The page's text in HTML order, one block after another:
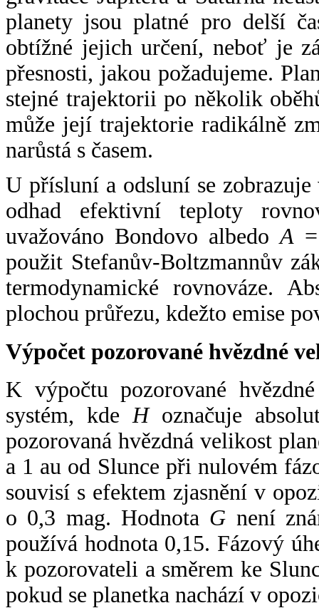
planety jsou platné pro delší
obtížné jejich určení, neboť je
přesnosti, jakou požadujeme.
stejné trajektorii po několik
může její trajektorie radikálně
narůstá s časem.
U přísluní a odsluní se
odhad efektivní teploty
uvažováno Bondovo albedoA
použit Stefanův-Boltzmannův
termodynamické rovnováze.
plochou průřezu, kdežto emise
Výpočet pozorované hvězdné
K výpočtu pozorované
systém, kde Hoznačuje
pozorovaná hvězdná velikost
a 1 au od Slunce při nulovém
souvisí s efektem zjasnění v
o 0,3 mag. Hodnota G není
používá hodnota 0,15. Fázový
k pozorovateli a směrem ke
pokud se planetka nachází v